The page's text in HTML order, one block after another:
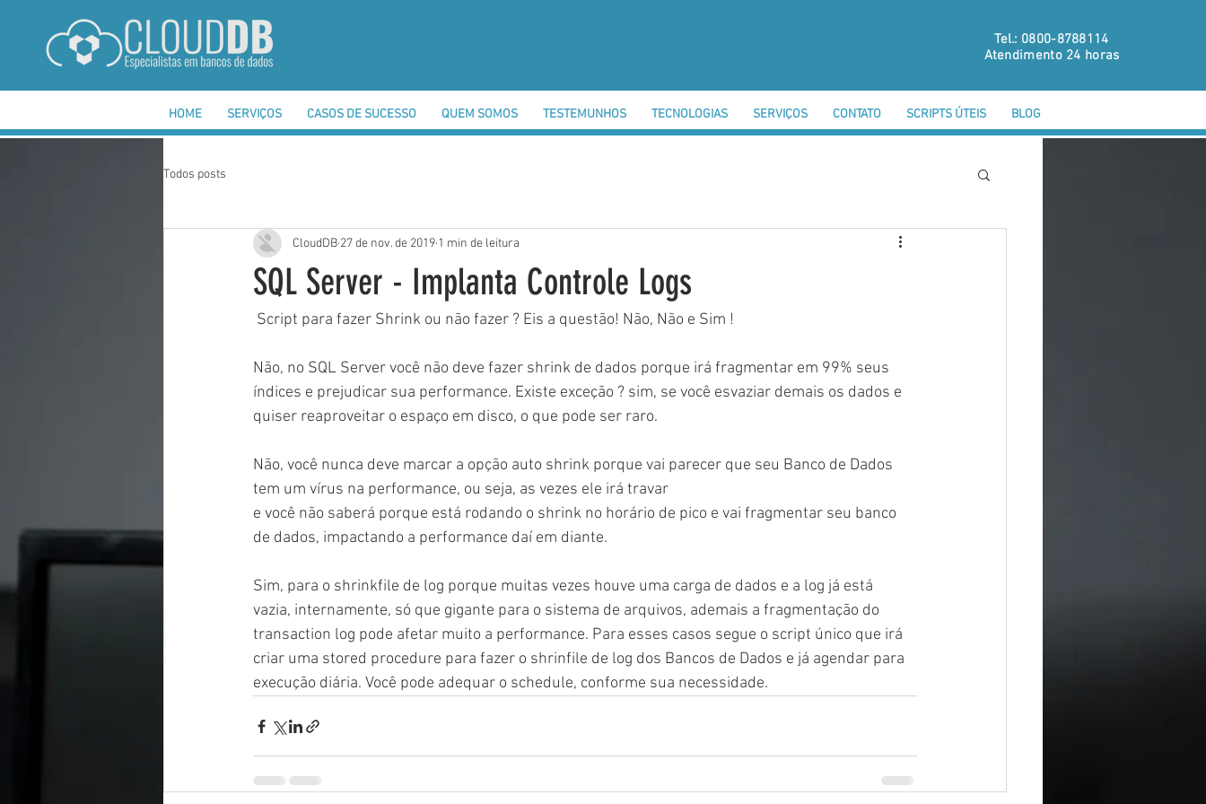
Tel.: 0800-8788114
Atendimento 24 horas
HOME SERVIÇOS CASOS DE SUCESSO QUEM SOMOS TESTEMUNHOS TECNOLOGIAS SERVIÇOS CONTATO SCRIPTS ÚTEIS BLOG
Todos posts
SQL Server - Implanta Controle Logs
CloudDB 27 de nov. de 2019 1 min de leitura
Script para fazer Shrink ou não fazer ? Eis a questão! Não, Não e Sim !
Não, no SQL Server você não deve fazer shrink de dados porque irá fragmentar em 99% seus
índices e prejudicar sua performance. Existe exceção ? sim, se você esvaziar demais os dados e
quiser reaproveitar o espaço em disco, o que pode ser raro.
Não, você nunca deve marcar a opção auto shrink porque vai parecer que seu Banco de Dados
tem um vírus na performance, ou seja, as vezes ele irá travar
e você não saberá porque está rodando o shrink no horário de pico e vai fragmentar seu banco
de dados, impactando a performance daí em diante.
Sim, para o shrinkfile de log porque muitas vezes houve uma carga de dados e a log já está
vazia, internamente, só que gigante para o sistema de arquivos, ademais a fragmentação do
transaction log pode afetar muito a performance. Para esses casos segue o script único que irá
criar uma stored procedure para fazer o shrinfile de log dos Bancos de Dados e já agendar para
execução diária. Você pode adequar o schedule, conforme sua necessidade.